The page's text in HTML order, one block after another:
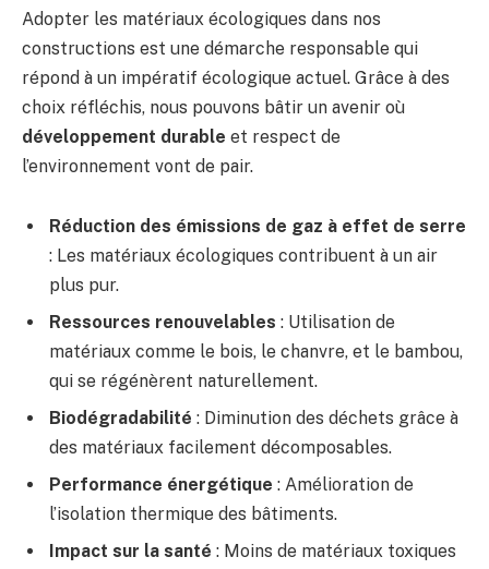
Adopter les matériaux écologiques dans nos
constructions est une démarche responsable qui
répond à un impératif écologique actuel. Grâce à des
choix réfléchis, nous pouvons bâtir un avenir où
développement durable et respect de
l’environnement vont de pair.
Réduction des émissions de gaz à effet de serre
: Les matériaux écologiques contribuent à un air
plus pur.
Ressources renouvelables : Utilisation de
matériaux comme le bois, le chanvre, et le bambou,
qui se régénèrent naturellement.
Biodégradabilité : Diminution des déchets grâce à
des matériaux facilement décomposables.
Performance énergétique : Amélioration de
l’isolation thermique des bâtiments.
Impact sur la santé : Moins de matériaux toxiques